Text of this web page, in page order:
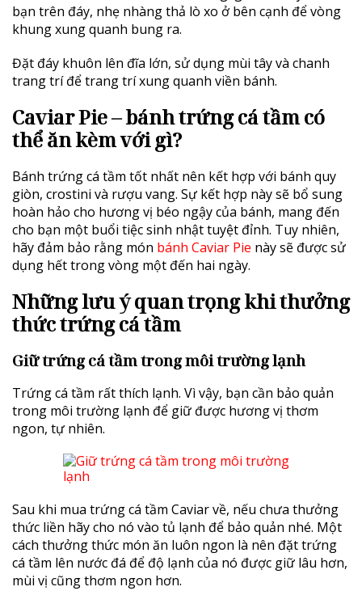
bạn trên đáy, nhẹ nhàng thả lò xo ở bên cạnh để vòng
khung xung quanh bung ra.
Đặt đáy khuôn lên đĩa lớn, sử dụng mùi tây và chanh
trang trí để trang trí xung quanh viền bánh.
Caviar Pie – bánh trứng cá tầm có
thể ăn kèm với gì?
Bánh trứng cá tầm tốt nhất nên kết hợp với bánh quy
giòn, crostini và rượu vang. Sự kết hợp này sẽ bổ sung
hoàn hảo cho hương vị béo ngậy của bánh, mang đến
cho bạn một buổi tiệc sinh nhật tuyệt đỉnh. Tuy nhiên,
hãy đảm bảo rằng món bánh Caviar Pie này sẽ được sử
dụng hết trong vòng một đến hai ngày.
Những lưu ý quan trọng khi thưởng
thức trứng cá tầm
Giữ trứng cá tầm trong môi trường lạnh
Trứng cá tầm rất thích lạnh. Vì vậy, bạn cần bảo quản
trong môi trường lạnh để giữ được hương vị thơm
ngon, tự nhiên.
Sau khi mua trứng cá tầm Caviar về, nếu chưa thưởng
thức liền hãy cho nó vào tủ lạnh để bảo quản nhé. Một
cách thưởng thức món ăn luôn ngon là nên đặt trứng
cá tầm lên nước đá để độ lạnh của nó được giữ lâu hơn,
mùi vị cũng thơm ngon hơn.